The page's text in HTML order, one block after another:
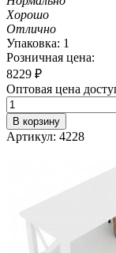
Хорошо
Отлично
Упаковка: 1
Розничная цена:
8229 ₽
Оптовая цена
В корзину
Артикул: 4228